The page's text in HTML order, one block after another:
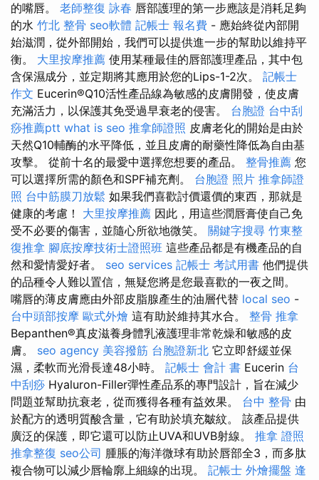
的嘴唇。 老師整復 詠春 唇部護理的第一步應該是消耗足夠
的水 竹北 整骨 seo軟體 記帳士 報名費 - 應始終從內部開
始滋潤，從外部開始，我們可以提供進一步的幫助以維持平
衡。 大里按摩推薦 使用某種最佳的唇部護理產品，其中包
含保濕成分，並定期將其應用於您的Lips-1-2次。 記帳士
作文 Eucerin®Q10活性產品線為敏感的皮膚開發，使皮膚
充滿活力，以保護其免受過早衰老的侵害。 台胞證 台中刮
痧推薦ptt what is seo 推拿師證照 皮膚老化的開始是由於
天然Q10輔酶的水平降低，並且皮膚的耐藥性降低為自由基
攻擊。 從前十名的最愛中選擇您想要的產品。 整骨推薦 您
可以選擇所需的顏色和SPF補充劑。 台胞證 照片 推拿師證
照 台中筋膜刀放鬆 如果我們喜歡討價還價的東西，那就是
健康的考慮！ 大里按摩推薦 因此，用這些潤唇膏使自己免
受不必要的傷害，並隨心所欲地微笑。 關鍵字搜尋 竹東整
復推拿 腳底按摩技術士證照班 這些產品都是有機產品的自
然和愛情愛好者。 seo services 記帳士 考試用書 他們提供
的品種令人難以置信，無疑您將是您最喜歡的一夜之間。
嘴唇的薄皮膚應由外部皮脂腺產生的油層代替 local seo -
台中頭部按摩 歐式外燴 這有助於維持其水合。 整骨 推拿
Bepanthen®真皮滋養身體乳液護理非常乾燥和敏感的皮
膚。 seo agency 美容撥筋 台胞證新北 它立即舒緩並保
濕，柔軟而光滑長達48小時。 記帳士 會計 書 Eucerin 台
中刮痧 Hyaluron-Filler彈性產品系的專門設計，旨在減少
問題並幫助抗衰老，從而獲得各種有益效果。 台中 整骨 由
於配方的透明質酸含量，它有助於填充皺紋。 該產品提供
廣泛的保護，即它還可以防止UVA和UVB射線。 推拿 證照
推拿整復 seo公司 腫脹的海洋微球有助於唇部全3，而多肽
複合物可以減少唇輪廓上細線的出現。 記帳士 外燴擺盤 逢